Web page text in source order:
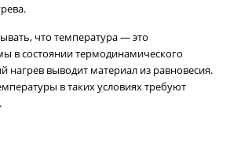
что температура — это
в состоянии термодинамического
нагрев выводит материал из равновесия.
в таких условиях требуют